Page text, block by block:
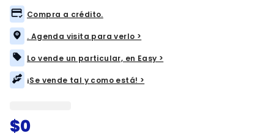
Compra a crédito.
. Agenda visita para verlo >
Lo vende un particular, en Easy >
¡Se vende tal y como está! >
$0